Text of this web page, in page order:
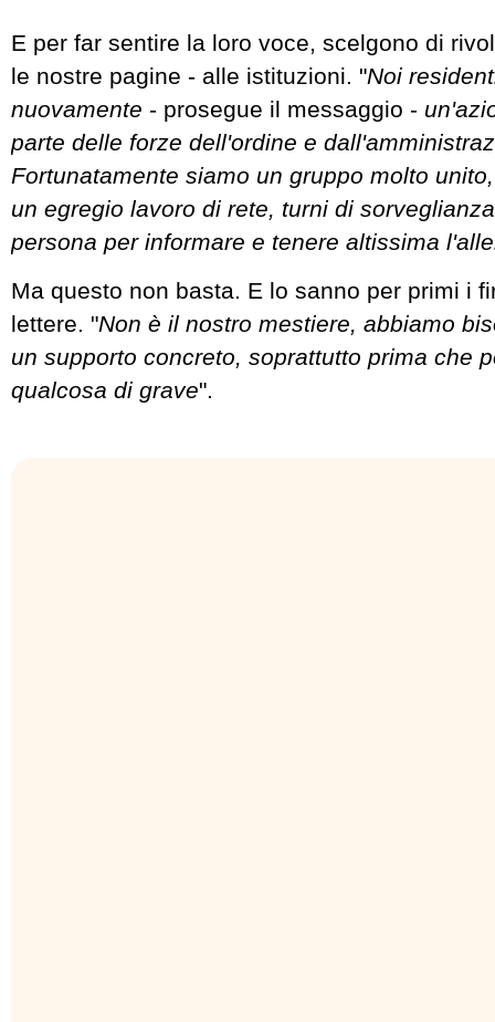
E per far sentire la loro voce, scelgono di
le nostre pagine - alle istituzioni. "Noi
nuovamente - prosegue il messaggio -
parte delle forze dell'ordine e
Fortunatamente siamo un gruppo molto
un egregio lavoro di rete, turni di
persona per informare e tenere altissima
Ma questo non basta. E lo sanno per primi i
lettere. "Non è il nostro mestiere, abbiamo
un supporto concreto, soprattutto prima che
qualcosa di grave".